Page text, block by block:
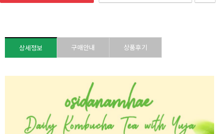
상세정보 구매안내 상품후기